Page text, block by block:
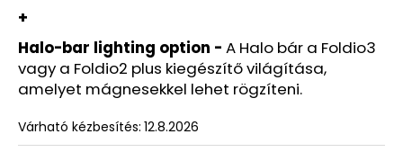
+
Halo-bar lighting option - A Halo bár a Foldio3
vagy a Foldio2 plus kiegészítő világítása,
amelyet mágnesekkel lehet rögzíteni.
Várható kézbesítés: 12.8.2026